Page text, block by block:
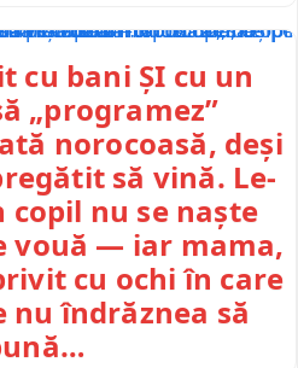
cu bani ȘI cu un
„programez”
norocoasă, deși
să vină. Le-
copil nu se naște
vouă — iar mama,
cu ochi în care
îndrăznea să